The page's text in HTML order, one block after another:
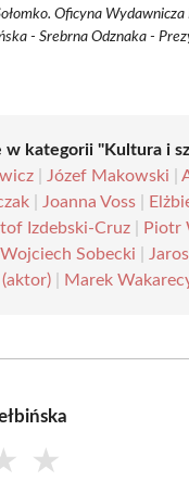
Oficyna
- Srebrna Odznaka -
w kategorii "Kultura i
Józef Makowski |
Joanna Voss
Izdebski-Cruz Piotr
Wojciech Sobecki
Marek
★